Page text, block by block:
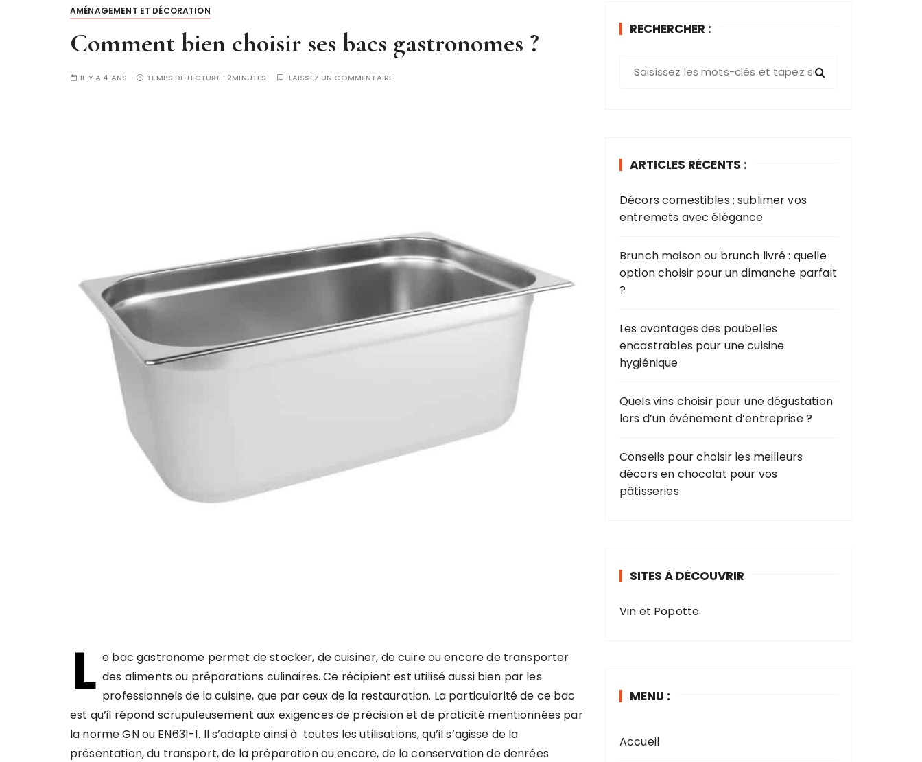
AMÉNAGEMENT ET DÉCORATION
Comment bien choisir ses bacs gastronomes ?
IL Y A 4 ANS TEMPS DE LECTURE :2MINUTES LAISSEZ UN COMMENTAIRE
L e bac gastronome permet de stocker, de cuisiner, de cuire ou encore de transporter
des aliments ou préparations culinaires. Ce récipient est utilisé aussi bien par les
professionnels de la cuisine, que par ceux de la restauration. La particularité de ce bac
est qu’il répond scrupuleusement aux exigences de précision et de praticité mentionnées par
la norme GN ou EN631-1. Il s’adapte ainsi à toutes les utilisations, qu’il s’agisse de la
présentation, du transport, de la préparation ou encore, de la conservation de denrées
RECHERCHER :
e
p
u
r
ARTICLES RÉCENTS :
Décors comestibles : sublimer vos
entremets avec élégance​
Brunch maison ou brunch livré : quelle
option choisir pour un dimanche parfait
?
Les avantages des poubelles
encastrables pour une cuisine
hygiénique
Quels vins choisir pour une dégustation
lors d’un événement d’entreprise ?
Conseils pour choisir les meilleurs
décors en chocolat pour vos
pâtisseries
SITES À DÉCOUVRIR
Vin et Popotte
MENU :
Accueil